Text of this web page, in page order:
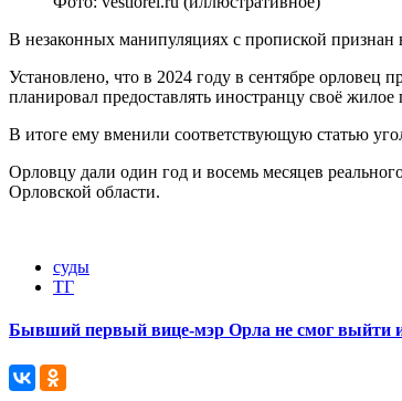
В незаконных манипуляциях с пропиской
Установлено, что в 2024 году в сентябре орловец
планировал предоставлять иностранцу своё
В итоге ему вменили соответствующую статью
Орловцу дали один год и восемь месяцев
Орловской области.
суды
ТГ
Бывший первый вице-мэр Орла не смог выйти